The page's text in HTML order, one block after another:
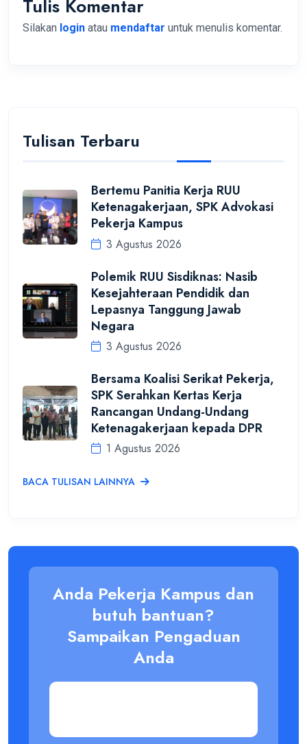
Tulis Komentar
Silakan login atau mendaftar untuk menulis komentar.
Tulisan Terbaru
Bertemu Panitia Kerja RUU
Ketenagakerjaan, SPK Advokasi
Pekerja Kampus
3 Agustus 2026
Polemik RUU Sisdiknas: Nasib
Kesejahteraan Pendidik dan
Lepasnya Tanggung Jawab
Negara
3 Agustus 2026
Bersama Koalisi Serikat Pekerja,
SPK Serahkan Kertas Kerja
Rancangan Undang-Undang
Ketenagakerjaan kepada DPR
1 Agustus 2026
BACA TULISAN LAINNYA
Anda Pekerja Kampus dan
butuh bantuan?
Sampaikan Pengaduan
Anda